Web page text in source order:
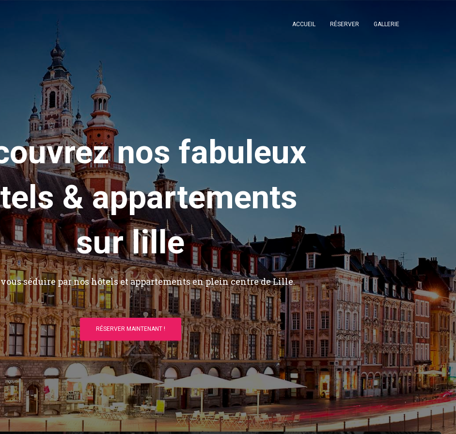
ACCUEIL RÉSERVER GALLERIE
nos fabuleux
& appartements
sur lille
séduire par nos hôtels et appartements en plein centre de Lille.
RÉSERVER MAINTENANT !